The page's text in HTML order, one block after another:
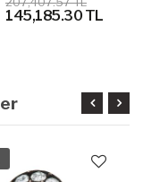
145,185.30 TL